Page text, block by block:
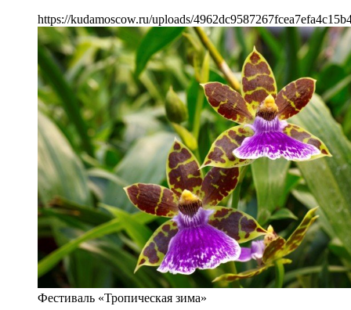
https://kudamoscow.ru/uploads/
Фестиваль «Тропическая зима»